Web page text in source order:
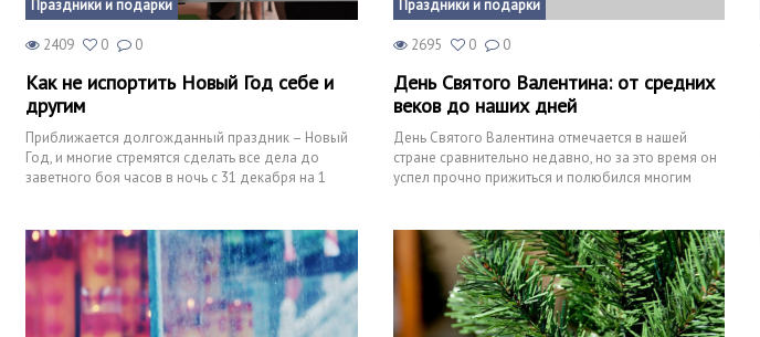
Праздники и подарки
2409 0 0
Как не испортить Новый Год себе и
другим
Приближается долгожданный праздник – Новый
Год, и многие стремятся сделать все дела до
заветного боя часов в ночь с 31 декабря на 1
Праздники и подарки
2695 0 0
День Святого Валентина: от средних
веков до наших дней
День Святого Валентина отмечается в нашей
стране сравнительно недавно, но за это время он
успел прочно прижиться и полюбился многим